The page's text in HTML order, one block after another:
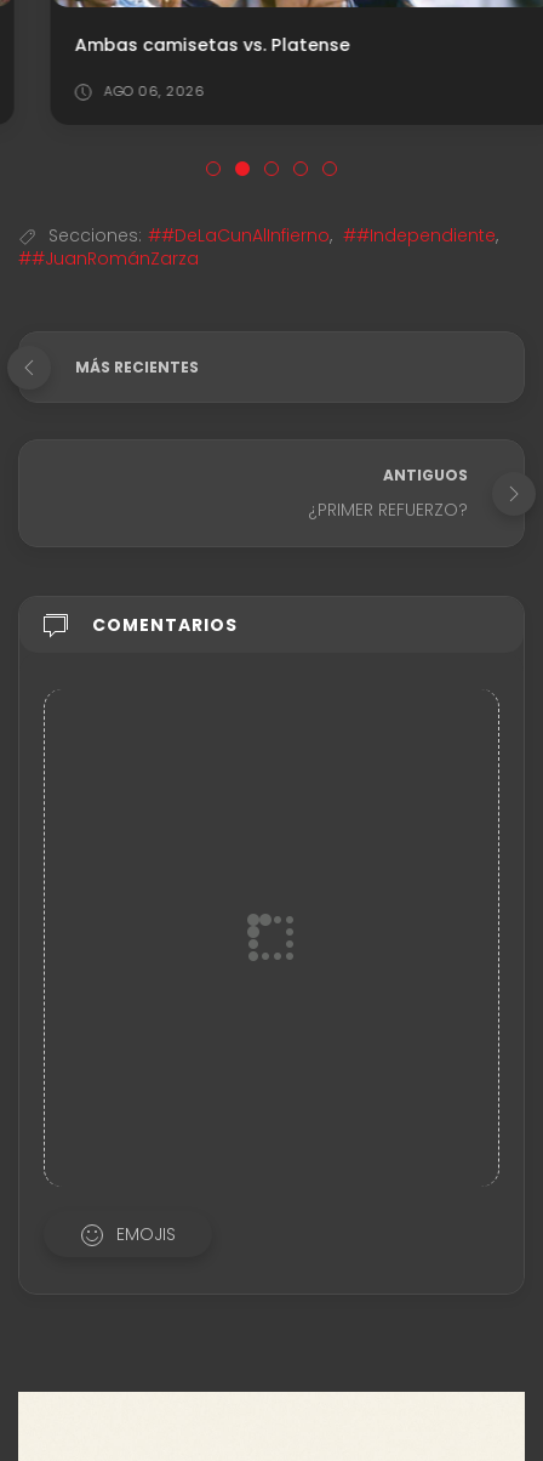
Ambas camisetas vs. Platense
AGO 06, 2026
Secciones: ##DeLaCunAlInfierno, ##Independiente,
##JuanRománZarza
MÁS RECIENTES
ANTIGUOS
¿PRIMER REFUERZO?
COMENTARIOS
EMOJIS